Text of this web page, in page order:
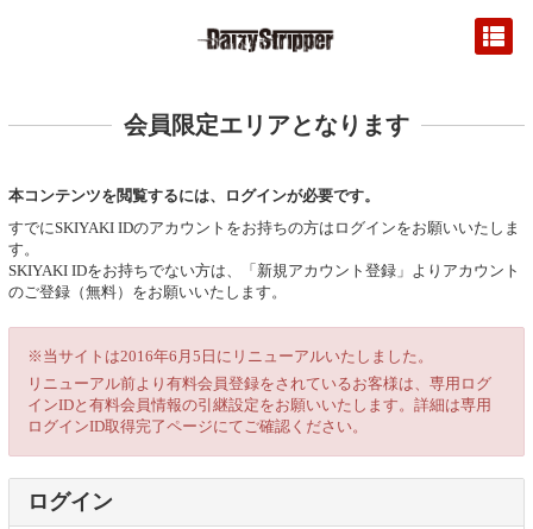
会員限定エリアとなります
本コンテンツを閲覧するには、ログインが必要です。
すでにSKIYAKI IDのアカウントをお持ちの方はログインをお願いいたしま
す。
SKIYAKI IDをお持ちでない方は、「新規アカウント登録」よりアカウント
のご登録（無料）をお願いいたします。
※当サイトは2016年6月5日にリニューアルいたしました。
リニューアル前より有料会員登録をされているお客様は、専用ログ
インIDと有料会員情報の引継設定をお願いいたします。詳細は専用
ログインID取得完了ページにてご確認ください。
ログイン